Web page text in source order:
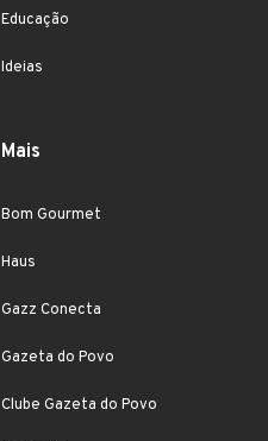
Educação
Ideias
Mais
Bom Gourmet
Haus
Gazz Conecta
Gazeta do Povo
Clube Gazeta do Povo